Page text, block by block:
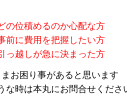
の位積めるのか心配な方
前に費用を把握したい方
っ越しが急に決まった方
まお困り事があると思います
な時は本丸にお問合せくださ